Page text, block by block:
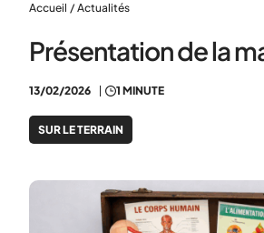
Accueil / Actualités
Présentation de la
13/02/2026 1 MINUTE
SUR LE TERRAIN